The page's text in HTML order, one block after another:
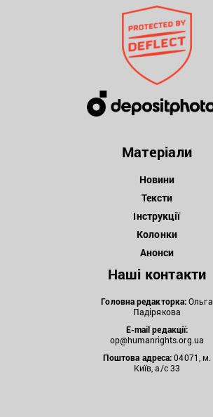
Матеріали
Новини
Тексти
Інструкції
Колонки
Анонси
Наші контакти
Головна редакторка:Ольга
Падірякова
E-mail редакції:
op@humanrights.org.ua
Поштова адреса:04071, м.
Київ, а/с 33